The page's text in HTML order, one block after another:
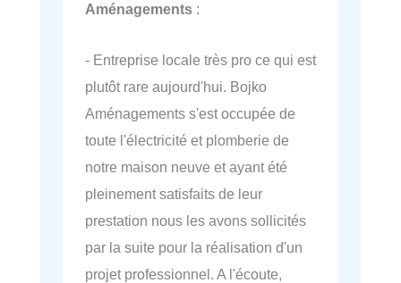
Aménagements :
- Entreprise locale très pro ce qui est
plutôt rare aujourd'hui. Bojko
Aménagements s'est occupée de
toute l'électricité et plomberie de
notre maison neuve et ayant été
pleinement satisfaits de leur
prestation nous les avons sollicités
par la suite pour la réalisation d'un
projet professionnel. A l'écoute,